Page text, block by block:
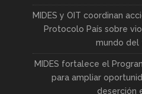
MIDES y OIT coordinan
Protocolo País sobre
mundo del
MIDES fortalece el
para ampliar
deserción